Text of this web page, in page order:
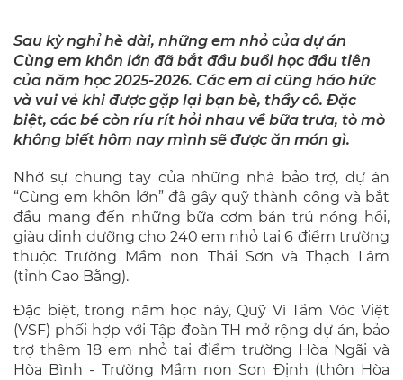
Sau kỳ nghỉ hè dài, những em nhỏ của dự án
Cùng em khôn lớn đã bắt đầu buổi học đầu tiên
của năm học 2025-2026. Các em ai cũng háo hức
và vui vẻ khi được gặp lại bạn bè, thầy cô. Đặc
biệt, các bé còn ríu rít hỏi nhau về bữa trưa, tò mò
không biết hôm nay mình sẽ được ăn món gì.
Nhờ sự chung tay của những nhà bảo trợ, dự án
“Cùng em khôn lớn” đã gây quỹ thành công và bắt
đầu mang đến những bữa cơm bán trú nóng hổi,
giàu dinh dưỡng cho 240 em nhỏ tại 6 điểm trường
thuộc Trường Mầm non Thái Sơn và Thạch Lâm
(tỉnh Cao Bằng).
Đặc biệt, trong năm học này, Quỹ Vì Tầm Vóc Việt
(VSF) phối hợp với Tập đoàn TH mở rộng dự án, bảo
trợ thêm 18 em nhỏ tại điểm trường Hòa Ngãi và
Hòa Bình - Trường Mầm non Sơn Định (thôn Hòa